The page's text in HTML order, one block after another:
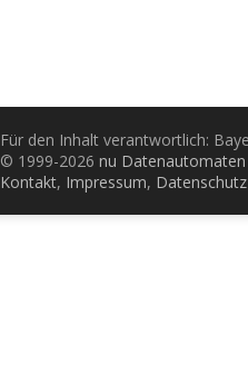
Für den Inhalt verantwortlich:
© 1999-2026 nu
Kontakt, Impressum, Datenschutz